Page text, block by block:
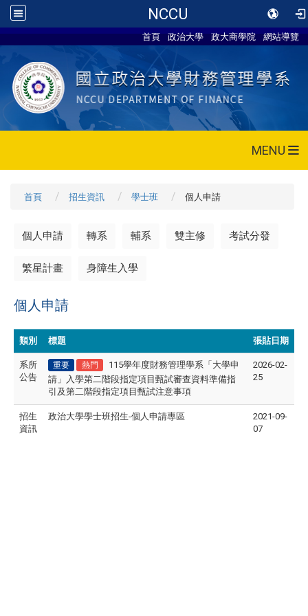
NCCU
首頁 政治大學 政大商學院 網站導覽
MENU
首頁 招生資訊 學士班 個人申請
個人申請 轉系 輔系 雙主修 考試分發
繁星計畫 身障生入學
個人申請
類別 標題 張貼日期
系所
公告
重要 熱門
115學年度財務管理學系「大學申
請」入學第二階段指定項目甄試審查資料準備指
引及第二階段指定項目甄試注意事項
2026-02-
25
招生
資訊
政治大學學士班招生-個人申請專區
2021-09-
07